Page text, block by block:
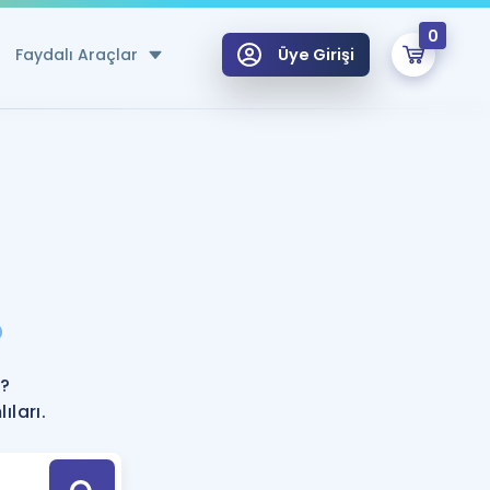
Faydalı Araçlar
Hesaplama Aracı
için Öneriler
Tek Takvimde
Üye Girişi
0
Hoca ile seni sınava hazırlayacak onlarca eğitim seni bekliyor!